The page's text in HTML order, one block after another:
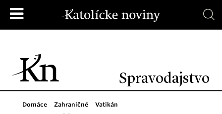
Spravodajstvo
Domáce Zahraničné Vatikán